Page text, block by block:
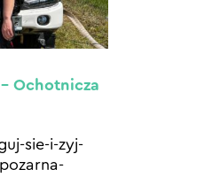
Ochotnicza
sie-i-zyj-